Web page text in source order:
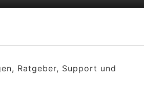
Ratgeber, Support und